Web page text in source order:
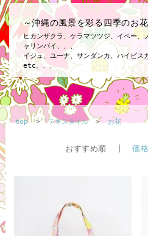
～沖縄の風景を彩る四季のお
ヒカンザクラ、ケラマツツジ、イペー、
ャリンバイ、、、
イジュ、ユーナ、サンダンカ、ハイビス
etc、、、
top > テキスタイル > お花
おすすめ順 |価